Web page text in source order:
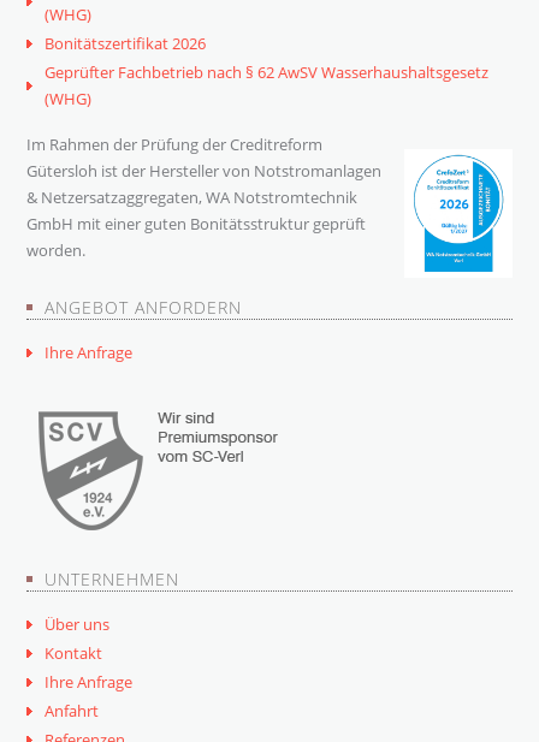
(WHG)
Bonitätszertifikat 2026
Geprüfter Fachbetrieb nach § 62 AwSV Wasserhaushaltsgesetz
(WHG)
Im Rahmen der Prüfung der Creditreform
Gütersloh ist der Hersteller von Notstromanlagen
& Netzersatzaggregaten, WA Notstromtechnik
GmbH mit einer guten Bonitätsstruktur geprüft
worden.
ANGEBOT ANFORDERN
Ihre Anfrage
UNTERNEHMEN
Über uns
Kontakt
Ihre Anfrage
Anfahrt